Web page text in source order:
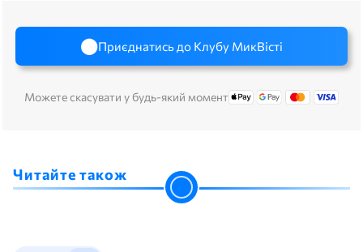
Приєднатись до Клубу МикВісті
Можете скасувати у будь-який момент
Читайте також